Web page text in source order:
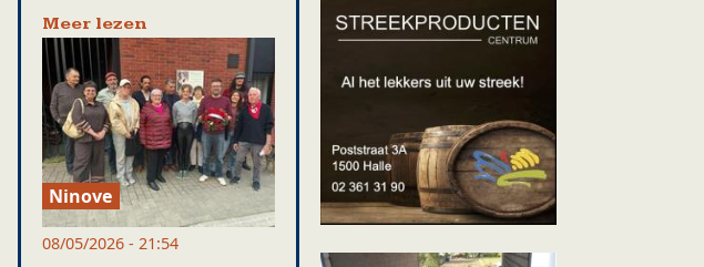
Meer lezen
Ninove
08/05/2026 - 21:54